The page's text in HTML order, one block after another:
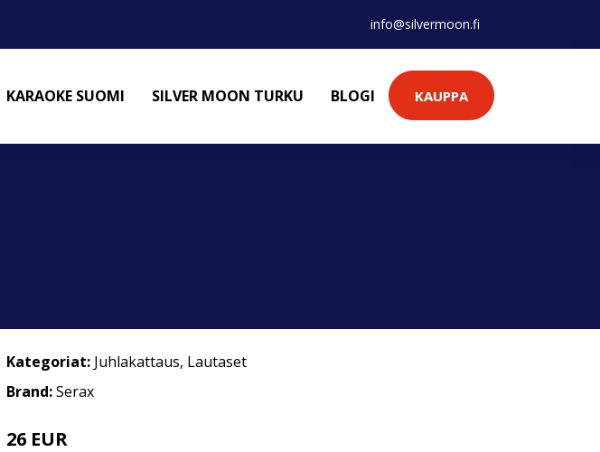
info@silvermoon.fi
KARAOKE SUOMI SILVER MOON TURKU BLOGI KAUPPA
Kategoriat: Juhlakattaus, Lautaset
Brand:Serax
26 EUR